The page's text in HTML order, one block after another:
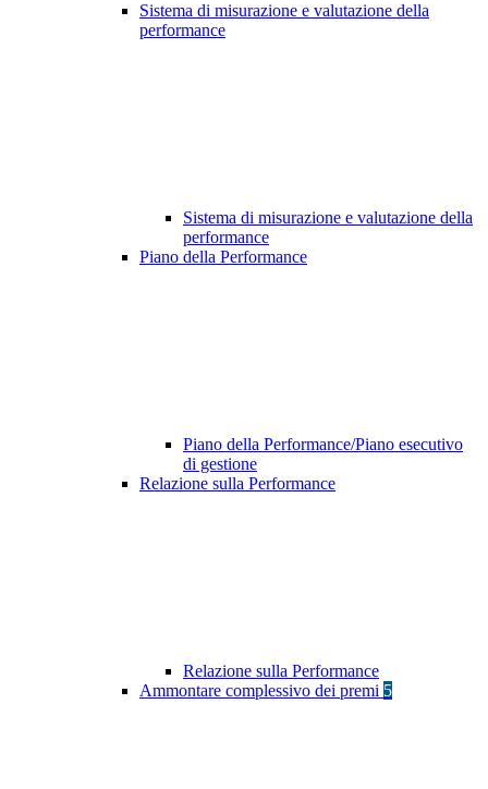
Sistema di misurazione e valutazione della
performance
Sistema di misurazione e valutazione della
performance
Piano della Performance
Piano della Performance/Piano esecutivo
di gestione
Relazione sulla Performance
Relazione sulla Performance
Ammontare complessivo dei premi 5